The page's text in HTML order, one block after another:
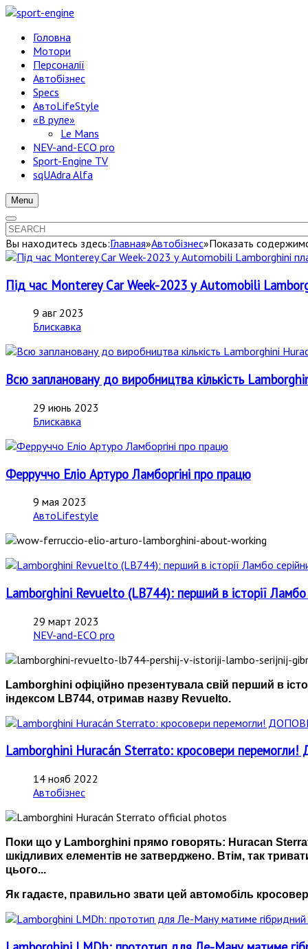
Головна
Мотори
Персоналії
Автобізнес
Specs
АвтоLifeStyle
«В руле»
Le Mans
NEV-and-ECO pro
Sport-Engine TV
sqUAdra Alfa
Menu
Вы находитесь здесь:Главная»Автобізнес»Показать
Під час Monterey Car Week-2023 у Automobili
9 авг 2023
Блискавка
Всю заплановану до виробництва кількість
29 июнь 2023
Блискавка
Ферруччо Еліо Артуро Ламборгіні про працю
9 мая 2023
АвтоLifestyle
Lamborghini Revuelto (LB744): перший в історії
29 март 2023
NEV-and-ECO pro
Lamborghini офіційно презентувала свій перший в
індексом LB744, отримав назву Revuelto.
Lamborghini Huracán Sterrato: кросовери
14 нояб 2022
Автобізнес
Поки що у Lamborghini прямо говорять: Huracan
шкідливих елементів не затверджено. Втім, так
цього...
Як гадаєте, правильно звати цей автомобіль